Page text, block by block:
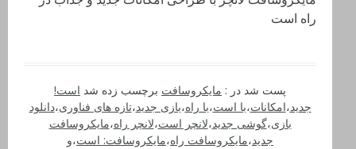
راه است
پست شد در : مایکروسافت برچسب زده شد است!
جدید،امکانات،با است،با راه،بازی جدید،تازه های فناوری،دانلود
بازی،گوشی جدید،لانچر است،لانچر راه،مایکروسافت
جدید،مایکروسافت راه،مایکروسافت: است،و